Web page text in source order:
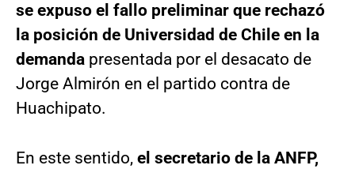
se expuso el fallo preliminar que rechazó
la posición de Universidad de Chile en la
demanda presentada por el desacato de
Jorge Almirón en el partido contra de
Huachipato.
En este sentido, el secretario de la ANFP,